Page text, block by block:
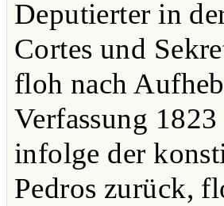
Deputierter in
Cortes und
floh nach
Verfassung
infolge der
Pedros zurück,